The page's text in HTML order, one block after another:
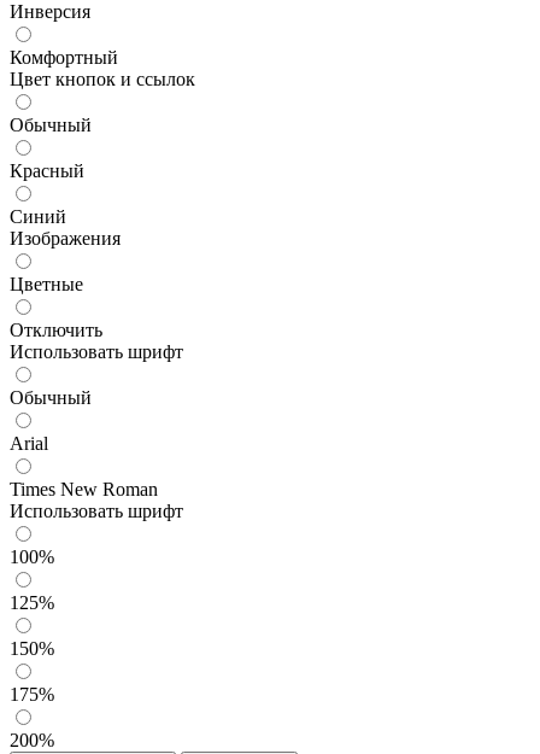
Инверсия
Комфортный
Цвет кнопок и ссылок
Обычный
Красный
Синий
Изображения
Цветные
Отключить
Использовать шрифт
Обычный
Arial
Times New Roman
Использовать шрифт
100%
125%
150%
175%
200%